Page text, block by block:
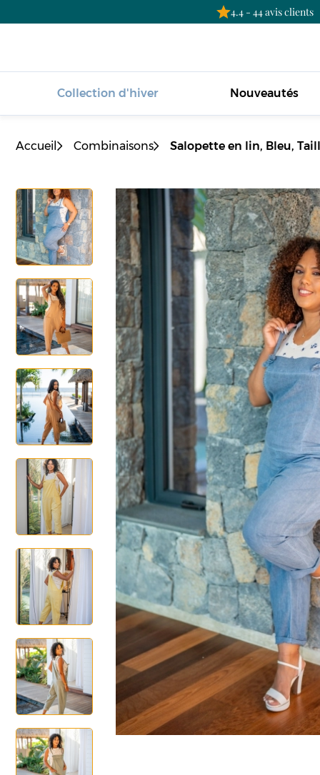
4.4 - 44 avis clients
Collection d'hiver Nouveautés
Accueil Combinaisons Salopette en lin, Bleu,